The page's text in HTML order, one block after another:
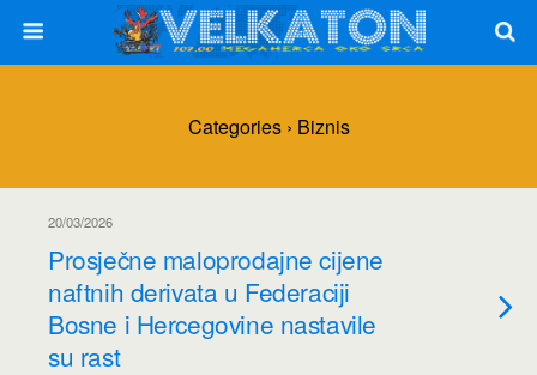
Categories › Biznis
20/03/2026
Prosječne maloprodajne cijene
naftnih derivata u Federaciji
Bosne i Hercegovine nastavile
su rast